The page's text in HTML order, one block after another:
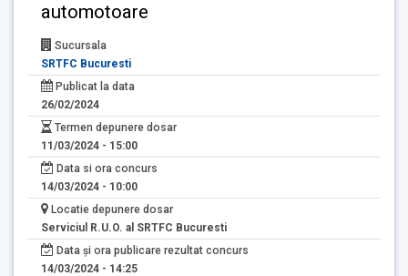
automotoare
Sucursala
SRTFC Bucuresti
Publicat la data
26/02/2024
Termen depunere dosar
11/03/2024 - 15:00
Data si ora concurs
14/03/2024 - 10:00
Locatie depunere dosar
Serviciul R.U.O. al SRTFC Bucuresti
Data și ora publicare rezultat concurs
14/03/2024 - 14:25